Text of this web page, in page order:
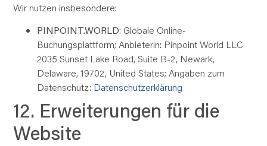
Wir nutzen insbesondere:
PINPOINT.WORLD: Globale Online-
Buchungsplattform; Anbieterin: Pinpoint World LLC
2035 Sunset Lake Road, Suite B-2, Newark,
Delaware, 19702, United States; Angaben zum
Datenschutz: Datenschutzerklärung
12. Erweiterungen für die
Website